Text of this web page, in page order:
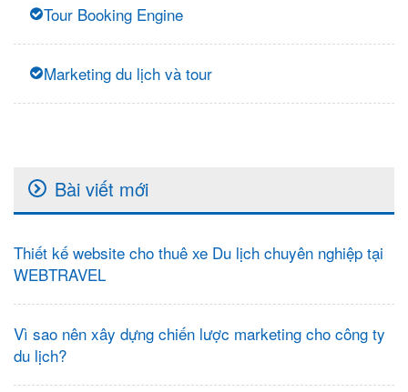
Tour Booking Engine
Marketing du lịch và tour
Bài viết mới
Thiết kế website cho thuê xe Du lịch chuyên nghiệp tại
WEBTRAVEL
Vì sao nên xây dựng chiến lược marketing cho công ty
du lịch?